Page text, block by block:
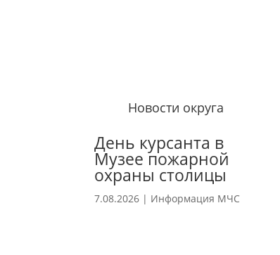
Новости округа
День курсанта в
Музее пожарной
охраны столицы
7.08.2026 | Информация МЧС